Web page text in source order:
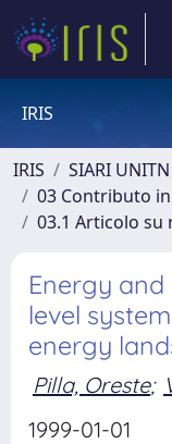
IRIS
IRIS
SIARI UNITN
03 Contributo
03.1 Articolo su
Energy
level
energy
Pilla, Oreste;
1999-01-01